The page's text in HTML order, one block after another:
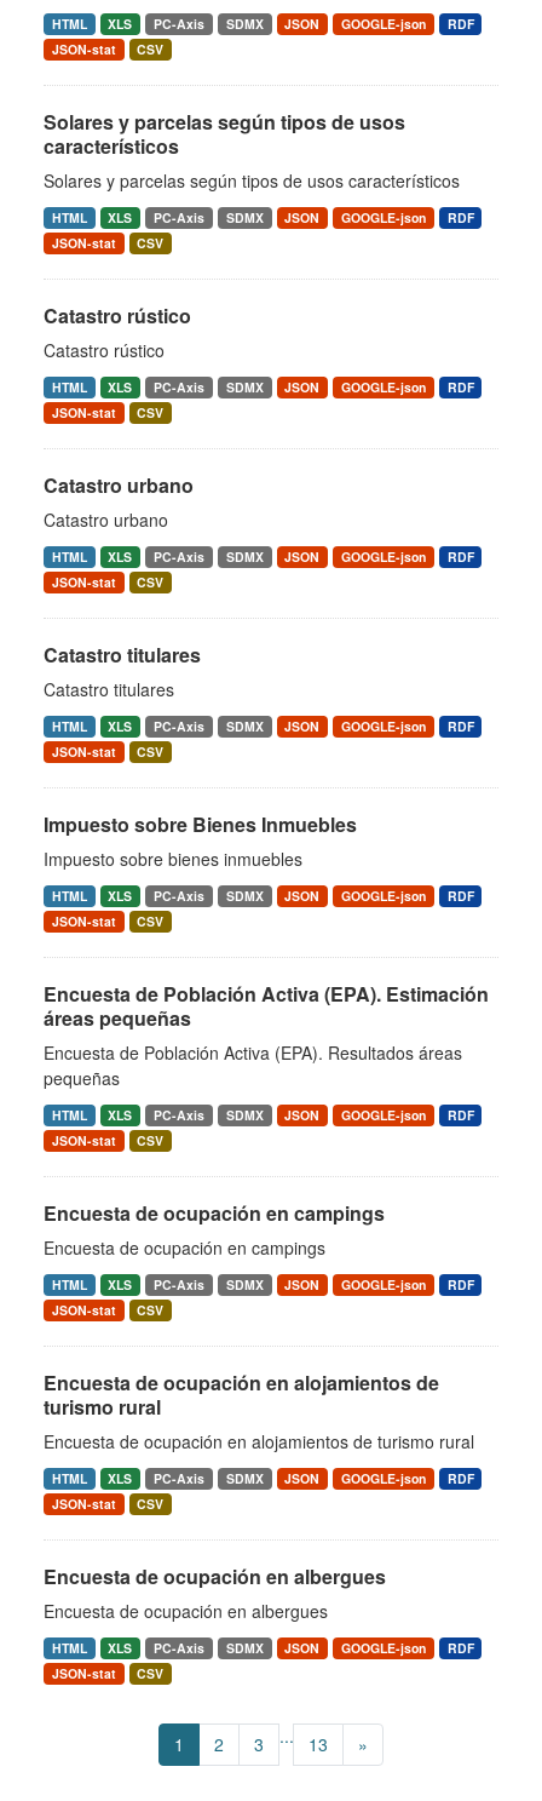
HTML XLS PC-Axis SDMX JSON GOOGLE-json
RDF
JSON-stat
CSV
Solares y parcelas según tipos de usos
característicos
Solares y parcelas según tipos de usos característicos
HTML XLS PC-Axis SDMX JSON GOOGLE-json
RDF
JSON-stat
CSV
Catastro rústico
Catastro rústico
HTML XLS PC-Axis SDMX JSON GOOGLE-json
RDF
JSON-stat
CSV
Catastro urbano
Catastro urbano
HTML XLS PC-Axis SDMX JSON GOOGLE-json
RDF
JSON-stat
CSV
Catastro titulares
Catastro titulares
HTML XLS PC-Axis SDMX JSON GOOGLE-json
RDF
JSON-stat
CSV
Impuesto sobre Bienes Inmuebles
Impuesto sobre bienes inmuebles
HTML XLS PC-Axis SDMX JSON GOOGLE-json
RDF
JSON-stat
CSV
Encuesta de Población Activa (EPA). Estimación
áreas pequeñas
Encuesta de Población Activa (EPA). Resultados áreas
pequeñas
HTML XLS PC-Axis SDMX JSON GOOGLE-json
RDF
JSON-stat
CSV
Encuesta de ocupación en campings
Encuesta de ocupación en campings
HTML XLS PC-Axis SDMX JSON GOOGLE-json
RDF
JSON-stat
CSV
Encuesta de ocupación en alojamientos de
turismo rural
Encuesta de ocupación en alojamientos de turismo rural
HTML XLS PC-Axis SDMX JSON GOOGLE-json
RDF
JSON-stat
CSV
Encuesta de ocupación en albergues
Encuesta de ocupación en albergues
HTML XLS PC-Axis SDMX JSON GOOGLE-json
RDF
JSON-stat
CSV
1 2 3 ... 13 »